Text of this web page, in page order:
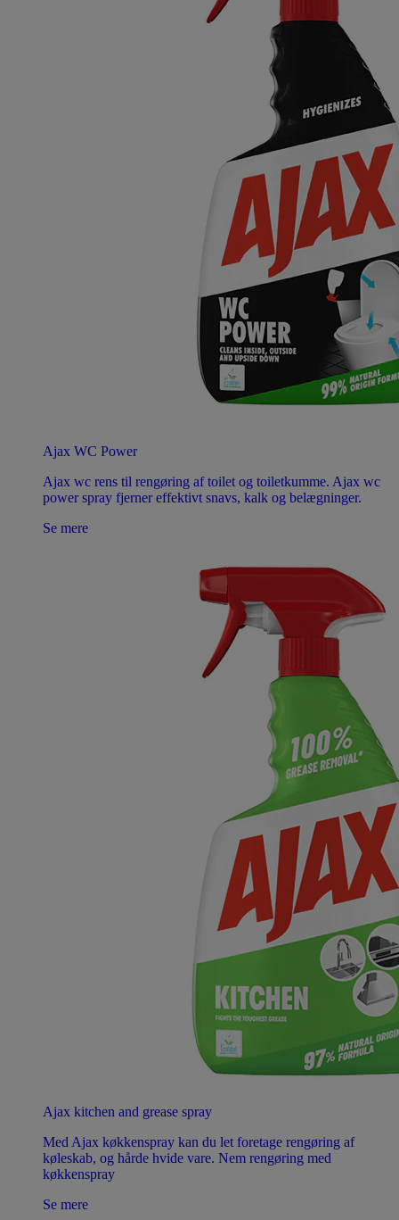
Ajax WC Power
Ajax wc rens til rengøring af toilet og toiletkumme. Ajax wc
power spray fjerner effektivt snavs, kalk og belægninger.
Se mere
Ajax kitchen and grease spray
Med Ajax køkkenspray kan du let foretage rengøring af
køleskab, og hårde hvide vare. Nem rengøring med
køkkenspray
Se mere